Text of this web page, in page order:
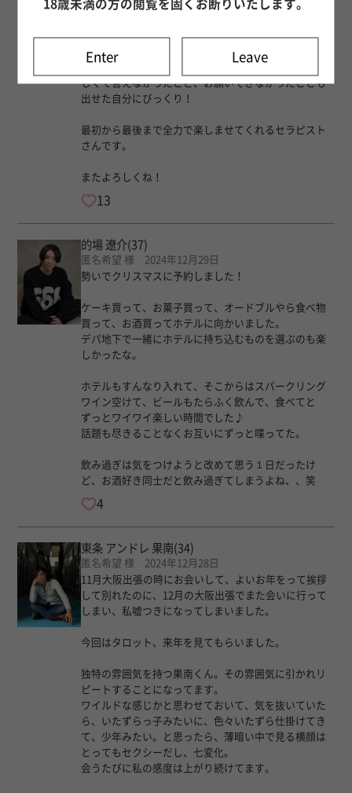
そして噂の○○泡洗体は…みなさん、これは経験した
これが最初にあることで、お風呂→パウダー→性感の
境目があるようでない感じです。
しくて言えなかったこと、お願いできなかったことも
出せた自分にびっくり！
最初から最後まで全力で楽しませてくれるセラピスト
さんです。
またよろしくね！
13
的場 遼介(37)
匿名希望 様 2024年12月29日
勢いでクリスマスに予約しました！
ケーキ買って、お菓子買って、オードブルやら食べ物
買って、お酒買ってホテルに向かいました。
デパ地下で一緒にホテルに持ち込むものを選ぶのも楽
しかったな。
ホテルもすんなり入れて、そこからはスパークリング
ワイン空けて、ビールもたらふく飲んで、食べてと
ずっとワイワイ楽しい時間でした♪
話題も尽きることなくお互いにずっと喋ってた。
飲み過ぎは気をつけようと改めて思う１日だったけ
ど、お酒好き同士だと飲み過ぎてしまうよね、、笑
4
東条 アンドレ 果南(34)
匿名希望 様 2024年12月28日
11月大阪出張の時にお会いして、よいお年をって挨拶
して別れたのに、12月の大阪出張でまた会いに行って
しまい、私嘘つきになってしまいました。
今回はタロット、来年を見てもらいました。
独特の雰囲気を持つ果南くん。その雰囲気に引かれリ
ピートすることになってます。
ワイルドな感じかと思わせておいて、気を抜いていた
ら、いたずらっ子みたいに、色々いたずら仕掛けてき
て、少年みたい。と思ったら、薄暗い中で見る横顔は
とってもセクシーだし、七変化。
会うたびに私の感度は上がり続けてます。
18歳未満の方の閲覧を固くお断りいたします。
Enter Leave